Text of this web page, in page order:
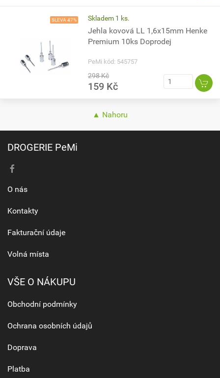
SLEVA 47% Skladem 1 ks.
Jehla kovová LL 1,6x15mm Henke
Premium 10ks Doprodej
PeMi kód: 545757
298 Kč
159 Kč
▲ Nahoru
DROGERIE PeMi
O nás
Kontakty
Fakturační údaje
Volná místa
VŠE O NÁKUPU
Obchodní podmínky
Ochrana osobních údajů
Doprava
Platba